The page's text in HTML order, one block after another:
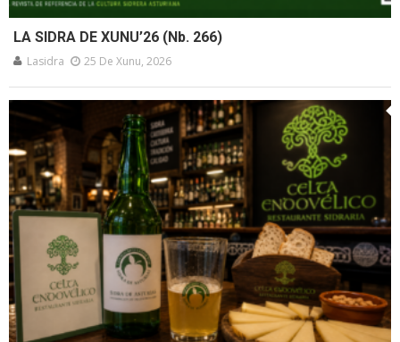
LA SIDRA DE XUNU’26 (Nb. 266)
Lasidra 25 De Xunu, 2026